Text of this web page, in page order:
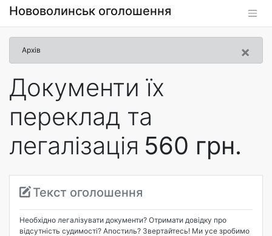
Нововолинськ оголошення
×
Архів
Документи їх
переклад та
легалізація 560 грн.
Текст оголошення
Необхідно легалізувати документи? Отримати довідку про
відсутність судимості? Апостиль? Звертайтесь! Ми усе зробимо